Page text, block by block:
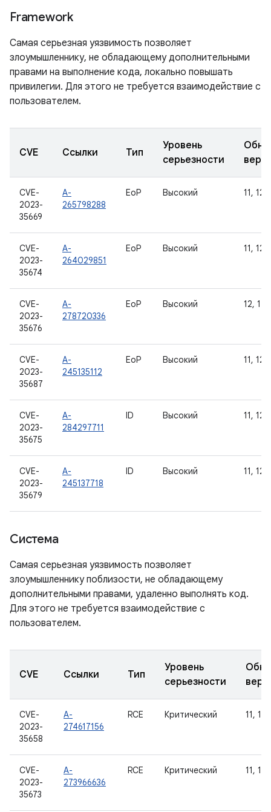
Framework
Самая серьезная уязвимость позволяет
злоумышленнику, не обладающему дополнительными
правами на выполнение кода, локально повышать
привилегии. Для этого не требуется взаимодействие с
пользователем.
CVE Ссылки Тип
Уровень
серьезности
CVE-
2023-
35669
A-
265798288
EoP Высокий 11, 12,
CVE-
2023-
35674
A-
264029851
EoP Высокий 11, 12,
CVE-
2023-
35676
A-
278720336
EoP Высокий 12,
CVE-
2023-
35687
A-
245135112
EoP Высокий 11, 12,
CVE-
2023-
35675
A-
284297711
ID Высокий 11, 12,
CVE-
2023-
35679
A-
245137718
ID Высокий 11, 12,
Система
Самая серьезная уязвимость позволяет
злоумышленнику поблизости, не обладающему
дополнительными правами, удаленно выполнять код.
Для этого не требуется взаимодействие с
пользователем.
CVE Ссылки Тип
Уровень
серьезности
CVE-
2023-
35658
A-
274617156
RCE Критический 11,
CVE-
2023-
35673
A-
273966636
RCE Критический 11,